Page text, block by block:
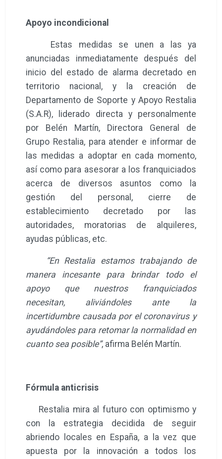
Apoyo incondicional
Estas medidas se unen a las ya
anunciadas inmediatamente después del
inicio del estado de alarma decretado en
territorio nacional, y la creación de
Departamento de Soporte y Apoyo Restalia
(S.A.R), liderado directa y personalmente
por Belén Martín, Directora General de
Grupo Restalia, para atender e informar de
las medidas a adoptar en cada momento,
así como para asesorar a los franquiciados
acerca de diversos asuntos como la
gestión del personal, cierre de
establecimiento decretado por las
autoridades, moratorias de alquileres,
ayudas públicas, etc.
“En Restalia estamos trabajando de
manera incesante para brindar todo el
apoyo que nuestros franquiciados
necesitan, aliviándoles ante la
incertidumbre causada por el coronavirus y
ayudándoles para retomar la normalidad en
cuanto sea posible”, afirma Belén Martín.
Fórmula anticrisis
Restalia mira al futuro con optimismo y
con la estrategia decidida de seguir
abriendo locales en España, a la vez que
apuesta por la innovación a todos los